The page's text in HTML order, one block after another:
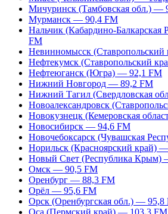
Мичуринск (Тамбовская обл.) —
Мурманск — 90,4 FM
Нальчик (Кабардино-Балкарская
FM
Невинномысск
Нефтекумск (Ставропольский
Нефтеюганск (Югра) — 92,1 FM
Нижний Новгород — 89,2 FM
Нижний Тагил (Свердловская
Новоалександровск
Новокузнецк (Кемеровская
Новосибирск — 94,6 FM
Новочебоксарск (Чувашская
Норильск (Красноярский край)
Новый Свет (Республика Крым)
Омск — 90,5 FM
Оренбург — 88,3 FM
Орёл — 95,6 FM
Орск (Оренбургская обл.) — 95,8
Оса (Пермский край) — 103,3 FM